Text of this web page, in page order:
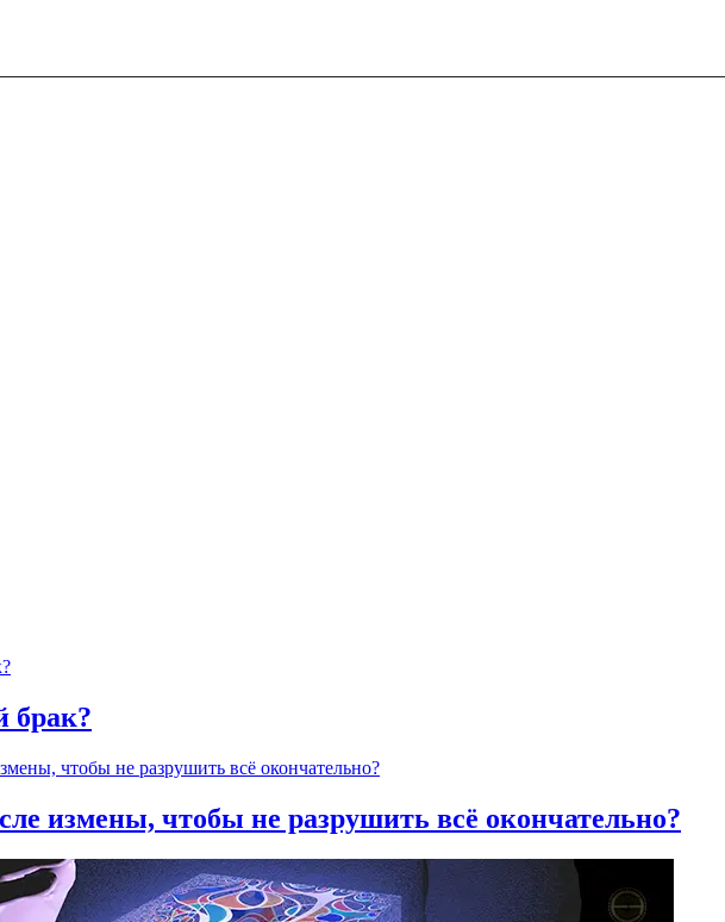
брак?
измены, чтобы не разрушить всё окончательно?